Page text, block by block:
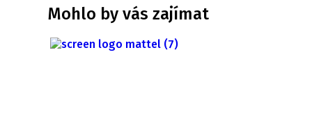
Mohlo by vás zajímat